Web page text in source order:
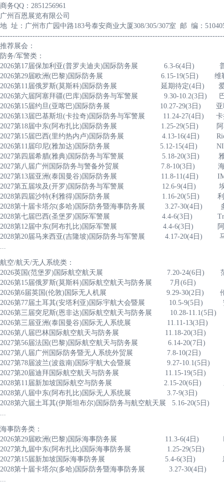
商务QQ：2851256961
广州百恩展览有限公司
地 址：广州市广园中路183号泰安商业大厦308/305/307室 邮 编：
推荐展会：
防务/军警类：
2026第17届保加利亚(普罗夫迪夫)国际防务展 6.3-6(4日)
2026第29届欧洲(巴黎)国际防务展 6.15-19(5日) 维勒
2026第11届俄罗斯(莫斯科)国际防务展 延期待定(4
2026第六届阿塞拜疆(巴库)国际防务与军警展 9.30-
2026第15届约旦(亚喀巴)国际防务展 10.27-29(3日) 亚
2026第13届巴基斯坦(卡拉奇)国际防务与军警展 11.24-
2027第18届中东(阿布扎比)国际防务展 1.25-29(5日) 阿
2027第15届巴西(里约热内卢)国际防务展 4.13-16(4日)
2026第11届印尼(雅加达)国际防务展 5.12-15(4日
2027第四届希腊(雅典)国际防务与军警展 5.18-20(3日)
2027第八届广州国际防务与警备外贸展 7.8-10(3日)
2027第13届亚洲(泰国曼谷)国际防务展 11.8-11(4日)
2027第五届埃及(开罗)国际防务与军警展 12.6-9(4日)
2028第四届沙特(利雅得)国际防务展 1.16-20(5日)
2028第十届卡塔尔(多哈)国际防务暨海事防务展 3.27-30(4
2028第七届巴西(圣堡罗)国际军警展 4.4-6(3日)
2028第12届中东(阿布扎比)国际军警展 4.4-6(3日) 阿
2028第20届马来西亚(吉隆坡)国际防务与军警展 4.17-20(4日)
...
航空/航天/无人系统类：
2026英国(范堡罗)国际航空航天展 7.20-24(6日)
2026第15届俄罗斯(莫斯科)国际航空航天与防务展 7月(6
2026第6届英国(伦敦)国际无人机展 9.29-30(2日) 伦
2026第77届土耳其(安塔利亚)国际宇航大会暨展
2026第三届突尼斯(恩非达)国际航空航天与防务展 10.28-
2026第三届亚洲(泰国曼谷)国际无人系统展 11.11-13(3日)
2026第八届巴林国际航空航天与防务展 11.18-20(3日) 麦纳
2027第56届法国(巴黎)国际航空航天与防务展 6.14-20(7日)
2027第八届广州国际防务暨无人系统外贸展 7.8-10(2
2027第78届波兰(波兹南)国际宇航大会暨展 9.27-
2027第20届迪拜国际航空航天与防务展 11.15-19(5日)
2028第11届新加坡国际航空与防务展 2.15-20(6日)
2028第八届中东(阿布扎比)国际无人系统展 3.7-9(3日)
2028第六届土耳其(伊斯坦布尔)国际防务与航空航天展 5.16-
...
海事防务类：
2026第29届欧洲(巴黎)国际海事防务展 11.3-6(4日) 巴
2027第九届中东(阿布扎比)国际海事防务展 1.25-29(5日
2027第15届新加坡国际海事防务展 5.4-6(3日) 新
2028第十届卡塔尔(多哈)国际防务暨海事防务展 3.27-
...